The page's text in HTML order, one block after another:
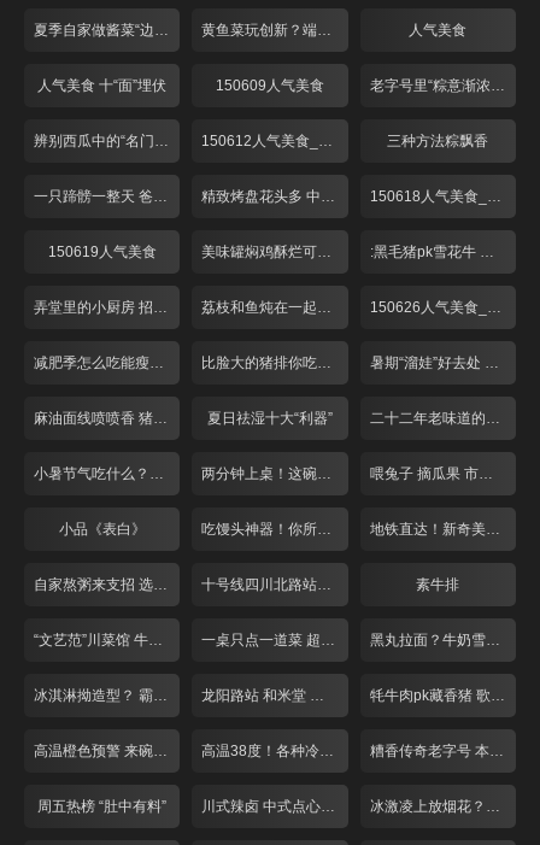
夏季自家做酱菜“边角料”吃口好 黄鱼菜玩创新？端午时节最美味！ 人气美食
人气美食 十“面”埋伏 150609人气美食 老字号里“粽意渐浓”牛肉八宝新品上市
辨别西瓜中的“名门望族” 150612人气美食_001 三种方法粽飘香
一只蹄髈一整天 爸爸糖蹄爱意浓 精致烤盘花头多 中药腌肉是啥味？ 150618人气美食_001
150619人气美食 美味罐焖鸡酥烂可口 酒香糟味上海夏日味道 :黑毛猪pk雪花牛 烤盘上演大对决！
弄堂里的小厨房 招牌番茄酸辣面 荔枝和鱼炖在一起什么味道 150626人气美食_001
减肥季怎么吃能瘦下来 比脸大的猪排你吃过吗？ 暑期“溜娃”好去处 亲子餐厅欢乐多
麻油面线喷喷香 猪脚龙虾做搭配 夏日祛湿十大“利器” 二十二年老味道的别样饼干
小暑节气吃什么？各类黄鳝最滋补 两分钟上桌！这碗泡饭不一般 喂兔子 摘瓜果 市区也有农家乐？
小品《表白》 吃馒头神器！你所不知道的调料混搭！ 地铁直达！新奇美味！天气再热也不怕
自家熬粥来支招 选好大米配好料！ 十号线四川北路站！冒菜臊子面人气旺！ 素牛排
“文艺范”川菜馆 牛蛙“爱上”小仔姜 一桌只点一道菜 超大牛排似“战斧” 黑丸拉面？牛奶雪？新晋百货大暴走
冰淇淋拗造型？ 霸气大锅藏鱼头！ 龙阳路站 和米堂 大虾章鱼烧 牦牛肉pk藏香猪 歌声对决赢免单！
高温橙色预警 来碗“雪”降降温！ 高温38度！各种冷饮来“降温” 糟香传奇老字号 本帮大师来调味
周五热榜 “肚中有料” 川式辣卤 中式点心 打浦路站美味多！ 冰激凌上放烟花？夏日解暑放大招！